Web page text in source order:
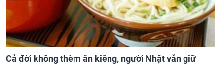
Cả đời không thèm ăn kiêng, người Nhật vẫn giữ